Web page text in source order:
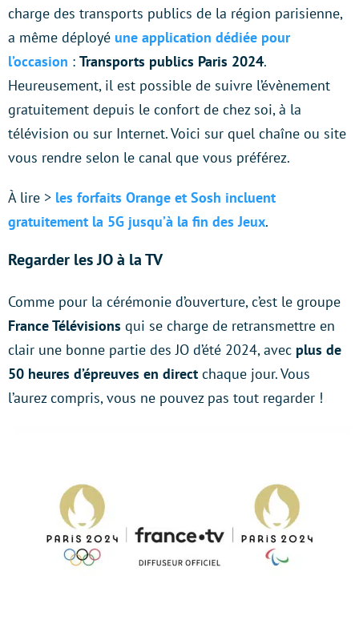
charge des transports publics de la région parisienne,
a même déployé une application dédiée pour
l’occasion : Transports publics Paris 2024.
Heureusement, il est possible de suivre l’évènement
gratuitement depuis le confort de chez soi, à la
télévision ou sur Internet. Voici sur quel chaîne ou site
vous rendre selon le canal que vous préférez.
À lire > les forfaits Orange et Sosh incluent
gratuitement la 5G jusqu’à la fin des Jeux.
Regarder les JO à la TV
Comme pour la cérémonie d’ouverture, c’est le groupe
France Télévisions qui se charge de retransmettre en
clair une bonne partie des JO d’été 2024, avec plus de
50 heures d’épreuves en direct chaque jour. Vous
l’aurez compris, vous ne pouvez pas tout regarder !